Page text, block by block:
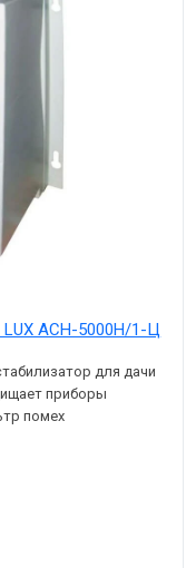
LUX АСН-5000Н/1-Ц
для дачи
приборы
помех